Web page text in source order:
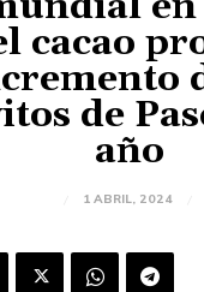
cacao
de
año
1 ABRIL, 2024